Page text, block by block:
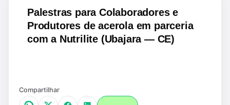
Palestras para Colaboradores e
Produtores de acerola em parceria
com a Nutrilite (Ubajara — CE)
Compartilhar